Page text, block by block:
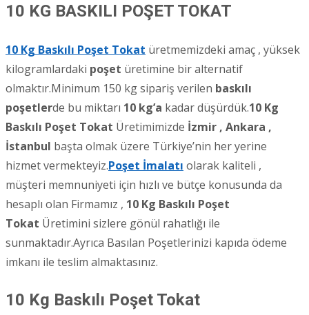
10 KG BASKILI POŞET TOKAT
10 Kg Baskılı Poşet Tokat üretmemizdeki amaç , yüksek
kilogramlardaki poşet üretimine bir alternatif
olmaktır.Minimum 150 kg sipariş verilen baskılı
poşetlerde bu miktarı 10 kg’a kadar düşürdük.10 Kg
Baskılı Poşet Tokat Üretimimizde İzmir , Ankara ,
İstanbul başta olmak üzere Türkiye’nin her yerine
hizmet vermekteyiz.Poşet İmalatı olarak kaliteli ,
müşteri memnuniyeti için hızlı ve bütçe konusunda da
hesaplı olan Firmamız , 10 Kg Baskılı Poşet
Tokat Üretimini sizlere gönül rahatlığı ile
sunmaktadır.Ayrıca Basılan Poşetlerinizi kapıda ödeme
imkanı ile teslim almaktasınız.
10 Kg Baskılı Poşet Tokat